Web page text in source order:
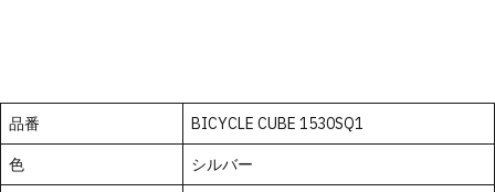
品番 BICYCLE CUBE 1530SQ1
色 シルバー